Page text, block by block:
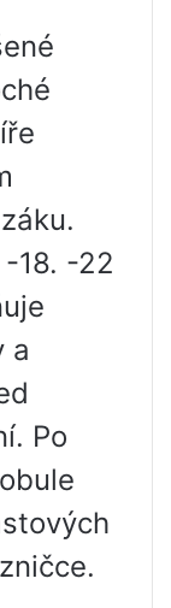
18. -22
a
Po